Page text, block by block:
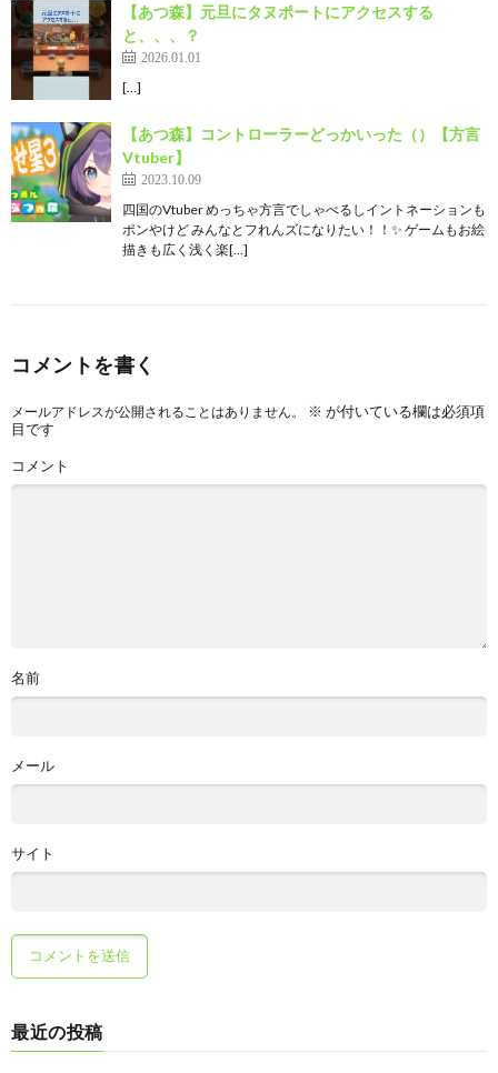
【あつ森】元旦にタヌポートにアクセスする
と、、、？
2026.01.01
[…]
【あつ森】コントローラーどっかいった（）【方言
Vtuber】
2023.10.09
四国のVtuber めっちゃ方言でしゃべるしイントネーションも
ポンやけど みんなとフれんズになりたい！！✨ ゲームもお絵
描きも広く浅く楽[…]
コメントを書く
メールアドレスが公開されることはありません。 ※ が付いている欄は必須項
目です
コメント
名前
メール
サイト
最近の投稿